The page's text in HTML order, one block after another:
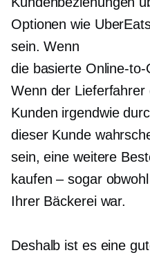
Optionen wie
sein. Wenn
die basierte Online-
Wenn der Lieferfahrer
Kunden irgendwie
dieser Kunde
sein, eine weitere
kaufen – sogarobwohl
Ihrer Bäckerei war.
Deshalb ist es eine